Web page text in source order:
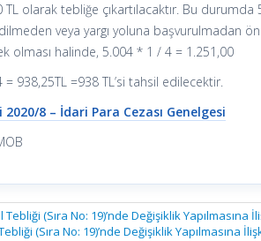
TL olarak tebliğe çıkartılacaktır. Bu
veya yargı yoluna başvurulmadan
olması halinde, 5.004 * 1 / 4 = 1.251,00
938,25TL =938 TL’si tahsil edilecektir.
2020/8 – İdari Para Cezası Genelgesi
(Sıra No: 19)’nde Değişiklik Yapılmasına
(Sıra No: 19)’nde Değişiklik Yapılmasına